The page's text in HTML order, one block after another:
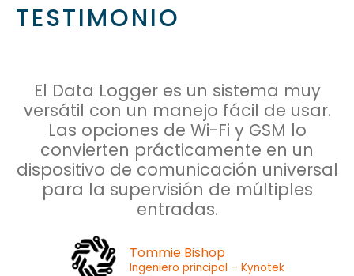
TESTIMONIO
El Data Logger es un sistema muy
versátil con un manejo fácil de usar.
Las opciones de Wi-Fi y GSM lo
convierten prácticamente en un
dispositivo de comunicación universal
para la supervisión de múltiples
entradas.
Tommie Bishop
Ingeniero principal – Kynotek